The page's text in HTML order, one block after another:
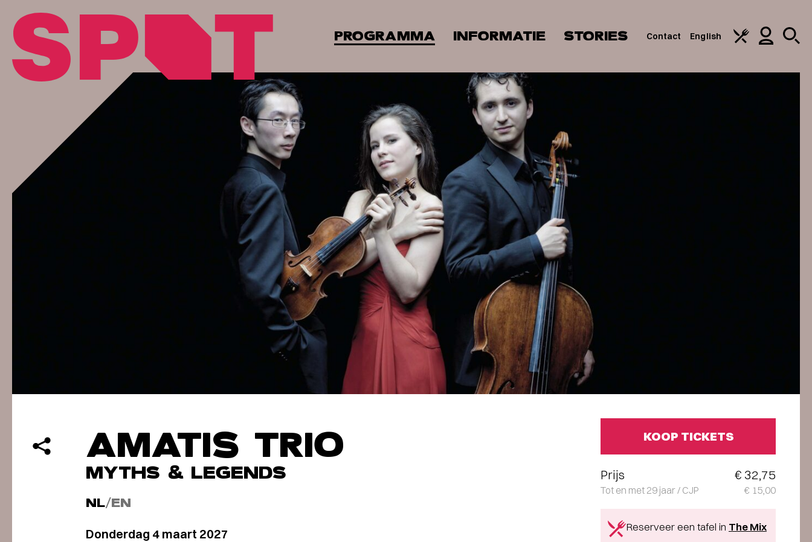
PROGRAMMA INFORMATIE STORIES Contact English
AMATIS TRIO
MYTHS & LEGENDS
NL/EN
Donderdag 4 maart 2027
KOOP TICKETS
Prijs € 32,75
Tot en met 29 jaar / CJP € 15,00
Reserveer een tafel in The Mix